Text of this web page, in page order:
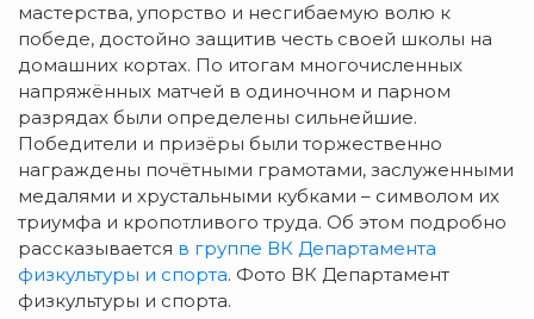
мастерства, упорство и несгибаемую волю к
победе, достойно защитив честь своей школы на
домашних кортах. По итогам многочисленных
напряжённых матчей в одиночном и парном
разрядах были определены сильнейшие.
Победители и призёры были торжественно
награждены почётными грамотами, заслуженными
медалями и хрустальными кубками – символом их
триумфа и кропотливого труда. Об этом подробно
рассказывается в группе ВК Департамента
физкультуры и спорта. Фото ВК Департамент
физкультуры и спорта.